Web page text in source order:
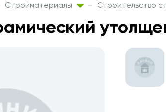
Стройматериалы Строительство